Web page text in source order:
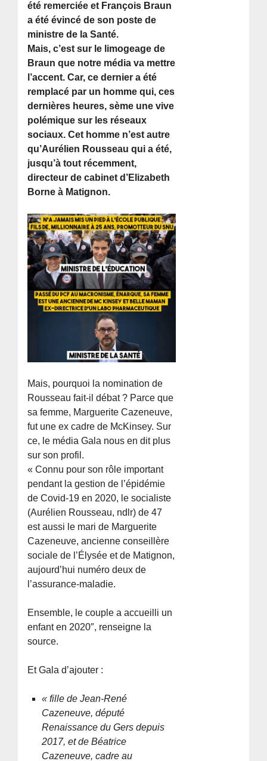
été remerciée et François Braun
a été évincé de son poste de
ministre de la Santé.
Mais, c’est sur le limogeage de
Braun que notre média va mettre
l’accent. Car, ce dernier a été
remplacé par un homme qui, ces
dernières heures, sème une vive
polémique sur les réseaux
sociaux. Cet homme n’est autre
qu’Aurélien Rousseau qui a été,
jusqu’à tout récemment,
directeur de cabinet d’Elizabeth
Borne à Matignon.
Mais, pourquoi la nomination de
Rousseau fait-il débat ? Parce que
sa femme, Marguerite Cazeneuve,
fut une ex cadre de McKinsey. Sur
ce, le média Gala nous en dit plus
sur son profil.
« Connu pour son rôle important
pendant la gestion de l’épidémie
de Covid-19 en 2020, le socialiste
(Aurélien Rousseau, ndlr) de 47
est aussi le mari de Marguerite
Cazeneuve, ancienne conseillère
sociale de l’Élysée et de Matignon,
aujourd’hui numéro deux de
l’assurance-maladie.
Ensemble, le couple a accueilli un
enfant en 2020″, renseigne la
source.
Et Gala d’ajouter :
« fille de Jean-René
Cazeneuve, député
Renaissance du Gers depuis
2017, et de Béatrice
Cazeneuve, cadre au